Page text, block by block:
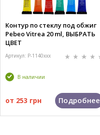
Контур по стеклу под обжиг
Pebeo Vitrea 20 ml, ВЫБРАТЬ
ЦВЕТ
Артикул: P-1140xxx
В наличии
от 253 грн Подробнее